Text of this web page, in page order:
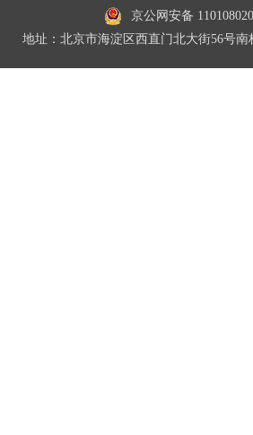
京公网安备
地址：北京市海淀区西直门北大街56号